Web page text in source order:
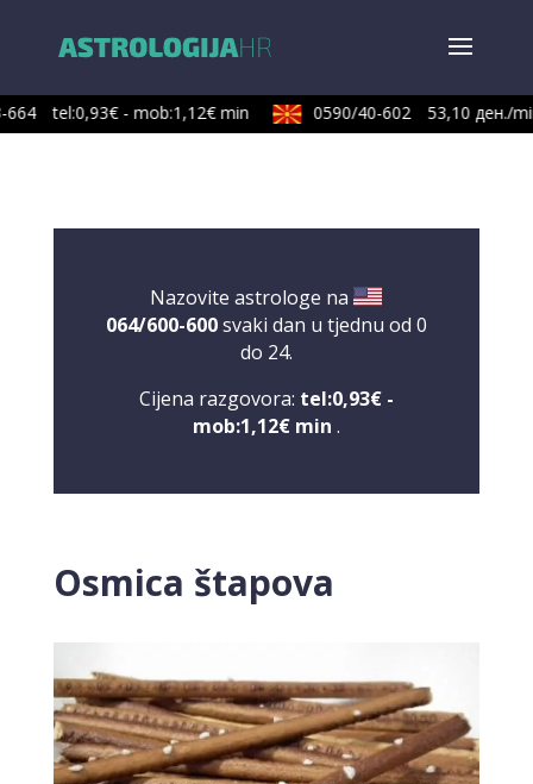
tel:0,93€ - mob:1,12€ min 0590/40-602 53,10 ден./min
Nazovite astrologe na
064/600-600svaki dan u tjednu od 0
do 24.
Cijena razgovora: tel:0,93€ -
mob:1,12€ min .
Osmica štapova